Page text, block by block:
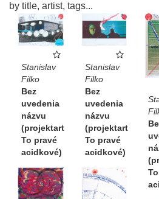
by title, artist, tags...
Stanislav
Filko
Bez
uvedenia
názvu
(projektart
To pravé
acidkové)
Stanislav
Filko
Bez
uvedenia
názvu
(projektart
To pravé
acidkové)